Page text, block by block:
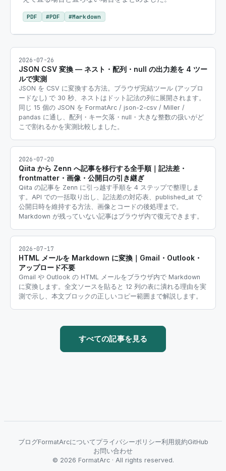
PDF #PDF #Markdown
2026-07-26
JSON CSV 変換 — ネスト・配列・null の出力差を 4 ツー
ルで実測
JSON を CSV に変換する方法。ブラウザ完結ツール (アップロ
ードなし) で 30 秒、ネストはドット記法の列に展開されます。
同じ 15 個の JSON を FormatArc / json-2-csv / Miller /
pandas に通し、配列・キー欠落・null・大きな整数の扱いがど
こで割れるかを実測比較しました。
2026-07-20
Qiita から Zenn へ記事を移行する全手順｜記法差・
frontmatter・画像・公開日の引き継ぎ
Qiita の記事を Zenn に引っ越す手順を 4 ステップで整理しま
す。API での一括取り出し、記法差の対応表、published_at で
公開日時を維持する方法、画像とコードの後処理まで。
Markdown が残っていない記事はブラウザ内で復元できます。
2026-07-17
HTML メールを Markdown に変換｜Gmail・Outlook・
アップロード不要
Gmail や Outlook の HTML メールをブラウザ内で Markdown
に変換します。全文ソースを貼ると 12 列の表に潰れる理由を実
測で示し、本文ブロックの正しいコピー範囲まで解説します。
すべての記事を見る
© 2026 FormatArc · All rights reserved.
ブログFormatArcについてプライバシーポリシー利用規約GitHub
お問い合わせ